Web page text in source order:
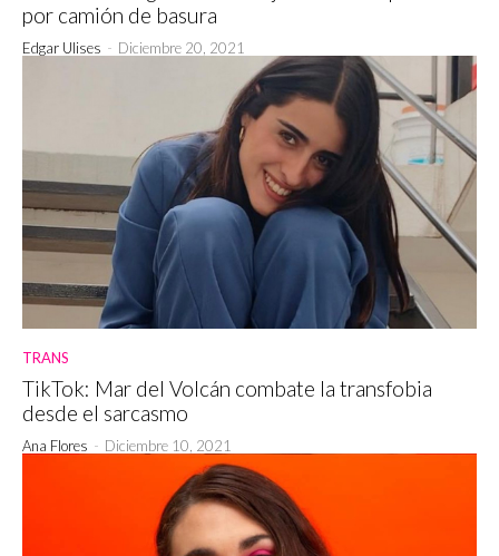
por camión de basura
Edgar Ulises - Diciembre 20, 2021
TRANS
TikTok: Mar del Volcán combate la transfobia
desde el sarcasmo
Ana Flores - Diciembre 10, 2021